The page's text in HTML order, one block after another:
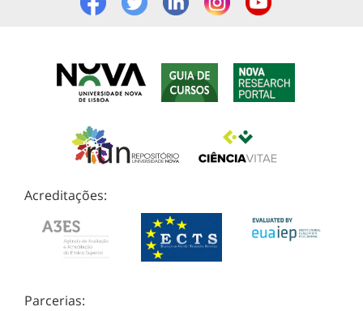
Acreditações:
Parcerias: